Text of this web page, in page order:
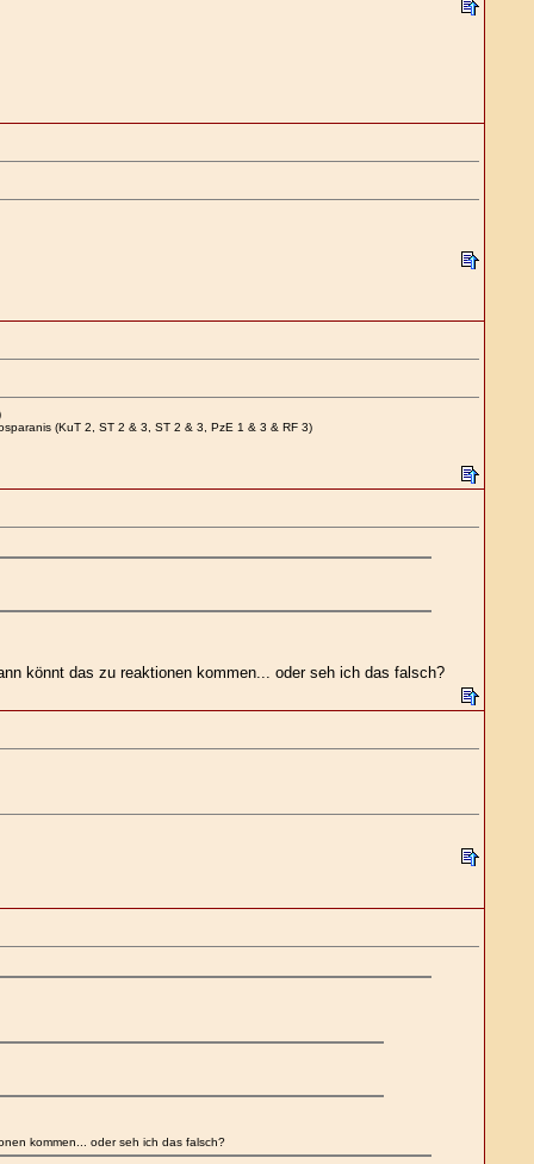
(KuT 2, ST 2 & 3, ST 2 & 3, PzE 1 & 3 & RF 3)
könnt das zu reaktionen kommen... oder seh ich das falsch?
kommen... oder seh ich das falsch?